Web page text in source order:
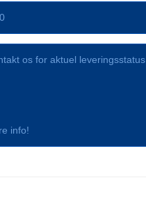
os for aktuel leveringsstatus
info!